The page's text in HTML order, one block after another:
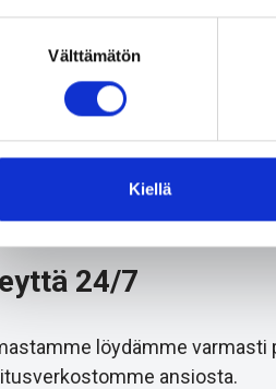
Välttämätön
Kiellä
24/7
löydämme
ansiosta.